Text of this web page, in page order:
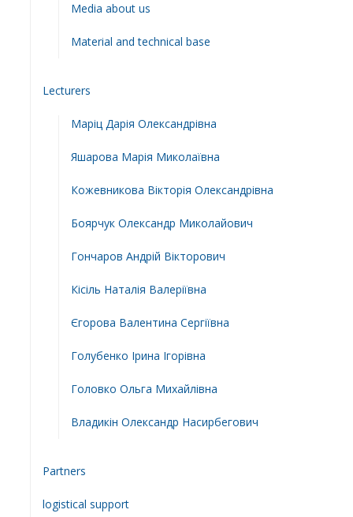
Media about us
Material and technical base
Lecturers
Маріц Дарія Олександрівна
Яшарова Марія Миколаївна
Кожевникова Вікторія Олександрівна
Боярчук Олександр Миколайович
Гончаров Андрій Вікторович
Кісіль Наталія Валеріївна
Єгорова Валентина Сергіївна
Голубенко Ірина Ігорівна
Головко Ольга Михайлівна
Владикін Олександр Насирбегович
Partners
logistical support